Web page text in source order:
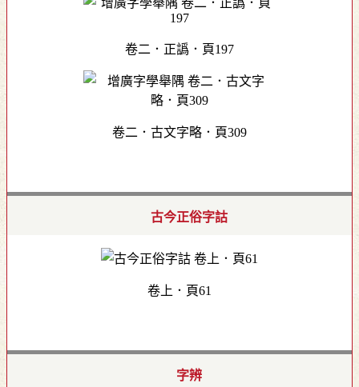
卷二．正譌．頁197
卷二．古文字略．頁309
古今正俗字詁
卷上．頁61
字辨